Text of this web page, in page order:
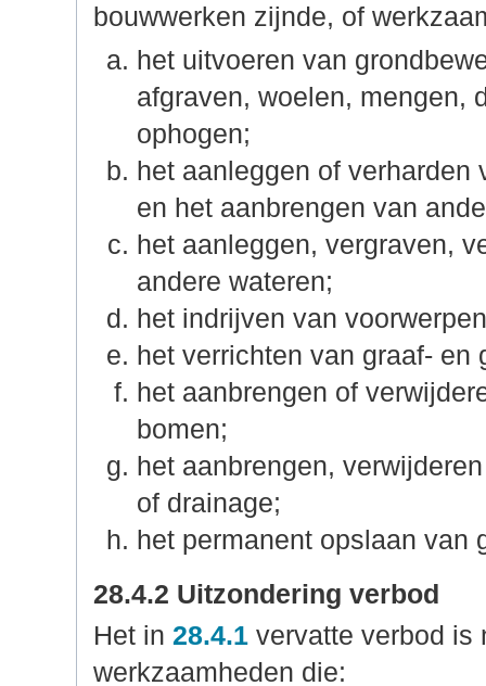
bouwwerken zijnde, of
het uitvoeren van
afgraven, woelen, mengen,
ophogen;
het aanleggen of verharden
en het aanbrengen van
het aanleggen, vergraven,
andere wateren;
het indrijven van
het verrichten van graaf- en
het aanbrengen of
bomen;
het aanbrengen,
of drainage;
het permanent opslaan van
28.4.2 Uitzondering verbod
Het in 28.4.1 vervatte verbod is
werkzaamheden die: